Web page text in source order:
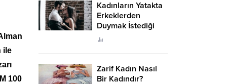
ile
100
Kadınların Yatakta
Erkeklerden
Duymak İstediği
Sözler
Zarif Kadın Nasıl
Bir Kadındır?